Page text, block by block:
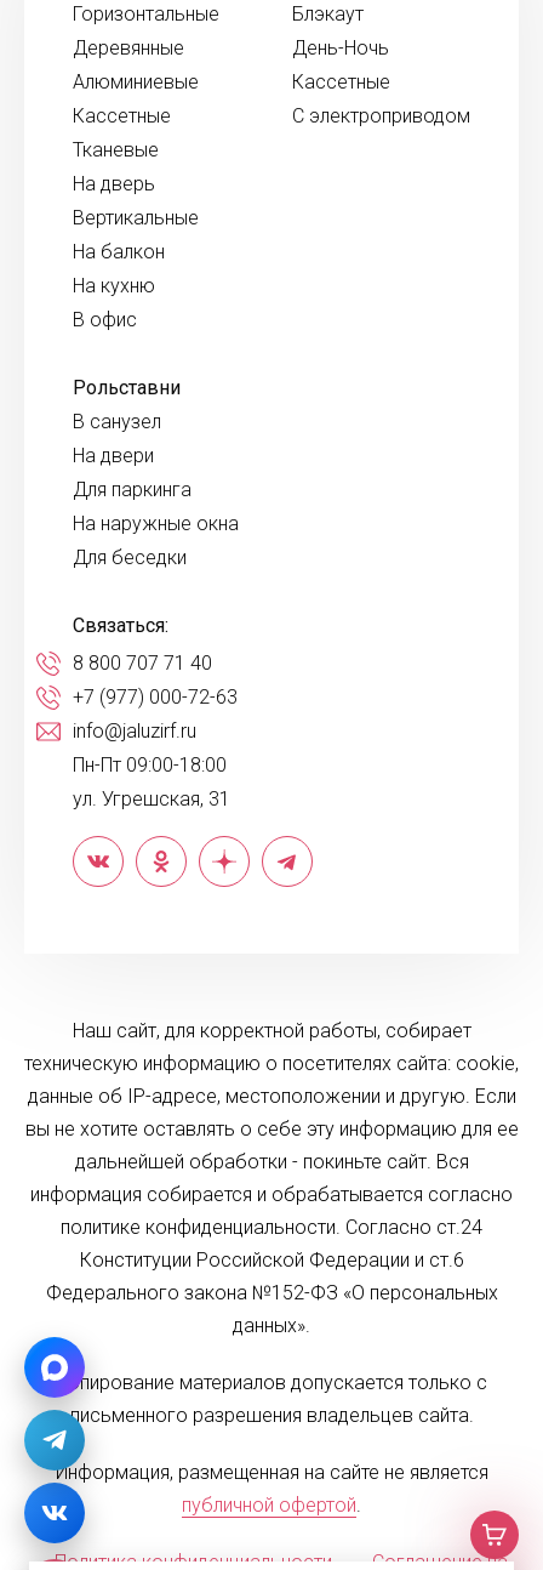
Горизонтальные
Деревянные
Алюминиевые
Кассетные
Тканевые
На дверь
Вертикальные
На балкон
На кухню
В офис
Блэкаут
День-Ночь
Кассетные
С электроприводом
Рольставни
В санузел
На двери
Для паркинга
На наружные окна
Для беседки
Связаться:
8 800 707 71 40
+7 (977) 000-72-63
info@jaluzirf.ru
Пн-Пт 09:00-18:00
ул. Угрешская, 31
Наш сайт, для корректной работы, собирает
техническую информацию о посетителях сайта: cookie,
данные об IP-адресе, местоположении и другую. Если
вы не хотите оставлять о себе эту информацию для ее
дальнейшей обработки - покиньте сайт. Вся
информация собирается и обрабатывается согласно
политике конфиденциальности. Согласно ст.24
Конституции Российской Федерации и ст.6
Федерального закона №152-ФЗ «О персональных
данных».
Копирование материалов допускается только с
письменного разрешения владельцев сайта.
Информация, размещенная на сайте не является
публичной офертой.
Политика конфиденциальности Соглашение на